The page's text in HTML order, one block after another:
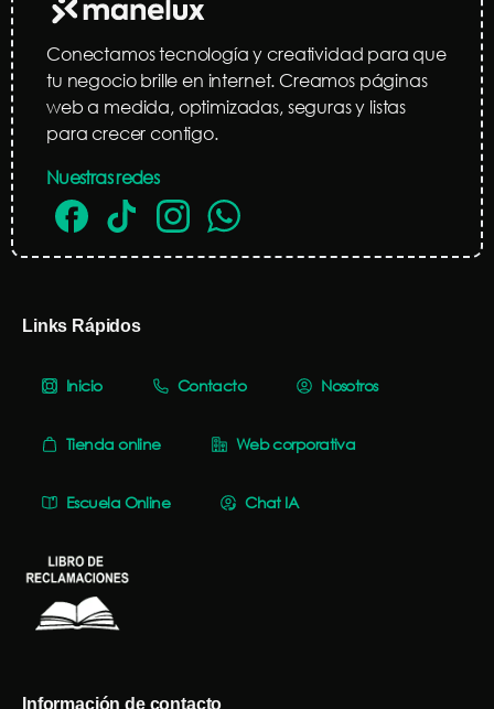
Conectamos tecnología y creatividad para que
tu negocio brille en internet. Creamos páginas
web a medida, optimizadas, seguras y listas
para crecer contigo.
Nuestras redes
Links Rápidos
Inicio Contacto Nosotros
Tienda online Web corporativa
Escuela Online Chat IA
Información de contacto